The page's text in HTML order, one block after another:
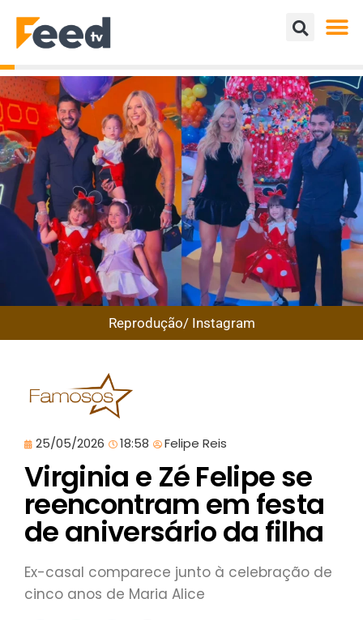
Reprodução/ Instagram
25/05/2026 18:58 Felipe Reis
Virginia e Zé Felipe se
reencontram em festa
de aniversário da filha
Ex-casal comparece junto à celebração de
cinco anos de Maria Alice